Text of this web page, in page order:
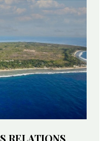
RELATIONS